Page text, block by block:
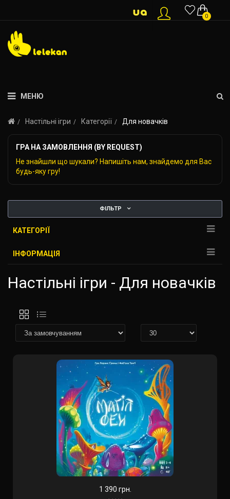
0
МЕНЮ
Настільні ігри Категорії Для новачків
ГРА НА ЗАМОВЛЕННЯ (BY REQUEST)
Не знайшли що шукали? Напишіть нам, знайдемо для Вас
будь-яку гру!
ФІЛЬТР
КАТЕГОРІЇ
ІНФОРМАЦІЯ
Настільні ігри - Для новачків
1 390 грн.